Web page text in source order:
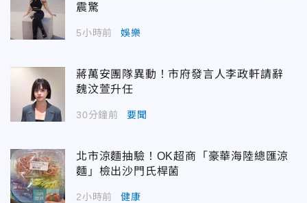
震驚
5小時前 娛樂
蔣萬安團隊異動！市府發言人李政軒請辭
魏汶萱升任
30分鐘前 要聞
北市涼麵抽驗！OK超商「豪華海陸總匯涼
麵」檢出沙門氏桿菌
2小時前 健康